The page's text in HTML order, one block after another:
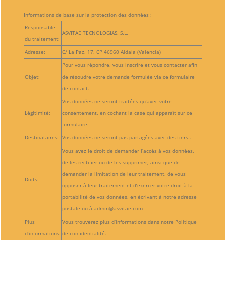
Informations de base sur la protection des données :
Responsable
du traitement:
ASVITAE TECNOLOGIAS, S.L.
Adresse: C/ La Paz, 17, CP 46960 Aldaia (Valencia)
Objet:
Pour vous répondre, vous inscrire et vous contacter afin
de résoudre votre demande formulée via ce formulaire
de contact.
Légitimité:
Vos données ne seront traitées qu’avec votre
consentement, en cochant la case qui apparaît sur ce
formulaire.
Destinataires: Vos données ne seront pas partagées avec des tiers..
Doits:
Vous avez le droit de demander l’accès à vos données,
de les rectifier ou de les supprimer, ainsi que de
demander la limitation de leur traitement, de vous
opposer à leur traitement et d’exercer votre droit à la
portabilité de vos données, en écrivant à notre adresse
postale ou à admin@asvitae.com
Plus
d’informations:
Vous trouverez plus d’informations dans notre Politique
de confidentialité.